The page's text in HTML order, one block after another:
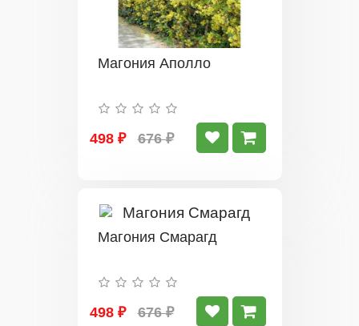
Магония Аполло
498 ₽ 676 ₽
Магония Смарагд
498 ₽ 676 ₽